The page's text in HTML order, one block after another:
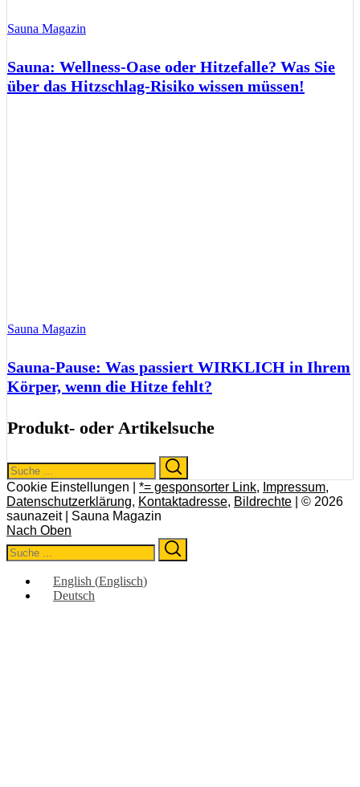
Sauna Magazin
Sauna: Wellness-Oase oder Hitzefalle? Was Sie
über das Hitzschlag-Risiko wissen müssen!
Sauna Magazin
Sauna-Pause: Was passiert WIRKLICH in Ihrem
Körper, wenn die Hitze fehlt?
Produkt- oder Artikelsuche
Search
for:
Cookie Einstellungen | *= gesponsorter Link, Impressum,
Datenschutzerklärung, Kontaktadresse, Bildrechte | © 2026
saunazeit | Sauna Magazin
Nach Oben
Search
for:
English (Englisch)
Deutsch